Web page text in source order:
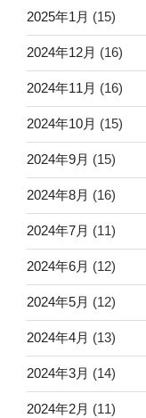
2025年1月 (15)
2024年12月 (16)
2024年11月 (16)
2024年10月 (15)
2024年9月 (15)
2024年8月 (16)
2024年7月 (11)
2024年6月 (12)
2024年5月 (12)
2024年4月 (13)
2024年3月 (14)
2024年2月 (11)